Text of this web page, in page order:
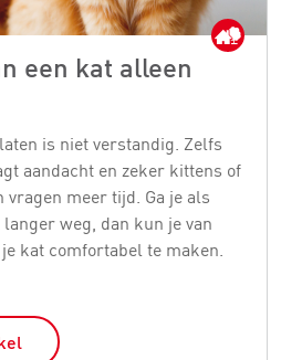
een kat alleen
is niet verstandig. Zelfs
aandacht en zeker kittens of
vragen meer tijd. Ga je als
weg, dan kun je van
kat comfortabel te maken.